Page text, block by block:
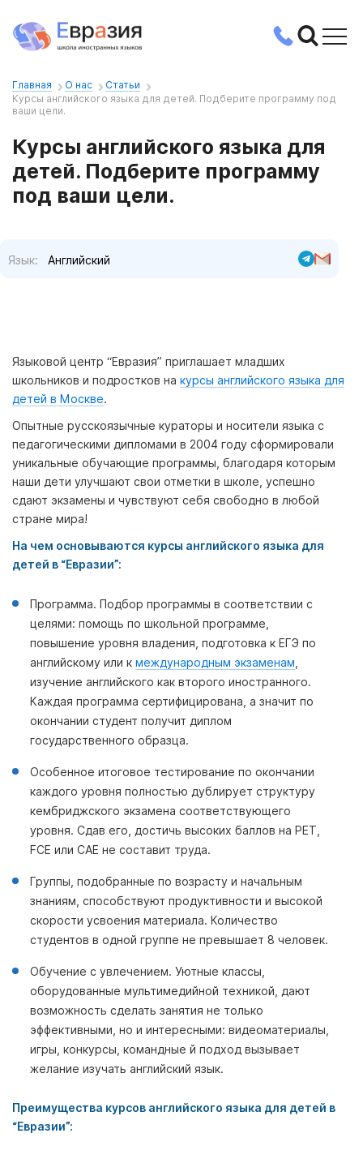
Главная О нас
Статьи
Курсы английского языка для детей. Подберите программу под
ваши цели.
Курсы английского языка для
детей. Подберите программу
под ваши цели.
Язык: Английский
Языковой центр “Евразия” приглашает младших
школьников и подростков на курсы английского языка для
детей в Москве.
Опытные русскоязычные кураторы и носители языка с
педагогическими дипломами в 2004 году сформировали
уникальные обучающие программы, благодаря которым
наши дети улучшают свои отметки в школе, успешно
сдают экзамены и чувствуют себя свободно в любой
стране мира!
На чем основываются курсы английского языка для
детей в “Евразии”:
Программа. Подбор программы в соответствии с
целями: помощь по школьной программе,
повышение уровня владения, подготовка к ЕГЭ по
английскому или к международным экзаменам
изучение английского как второго иностранного.
Каждая программа сертифицирована, а значит по
окончании студент получит диплом
государственного образца.
Особенное итоговое тестирование по окончании
каждого уровня полностью дублирует структуру
кембриджского экзамена соответствующего
уровня. Сдав его, достичь высоких баллов на PET,
FCE или CAE не составит труда.
Группы, подобранные по возрасту и начальным
знаниям, способствуют продуктивности и высокой
скорости усвоения материала. Количество
студентов в одной группе не превышает 8 человек.
Обучение с увлечением. Уютные классы,
оборудованные мультимедийной техникой, дают
возможность сделать занятия не только
эффективными, но и интересными: видеоматериалы,
игры, конкурсы, командные й подход вызывает
желание изучать английский язык.
Преимущества курсов английского языка для детей в
“Евразии”: